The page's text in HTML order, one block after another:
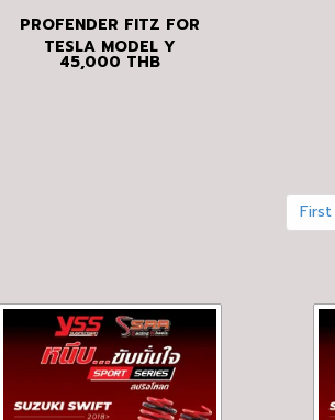
PROFENDER FITZ FOR
TESLA MODEL Y
45,000 THB
First